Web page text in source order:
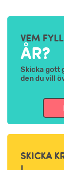
VEM
ÅR?
Skicka gott
den du vill
SKICKA